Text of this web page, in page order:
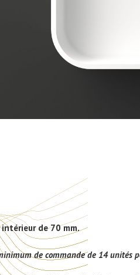
intérieur de 70 mm.
de commande de 14 unités